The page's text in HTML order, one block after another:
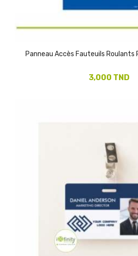
Panneau Accès Fauteuils Roulants
3,000 TND